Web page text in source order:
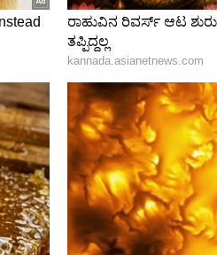
ತೆಗೆದುಕೊಳ್ಳುವಾಗ
ನಿರ್ಧಾರಗಳನ್ನು ಸ್ವಲ್ಪ ಸಮಯದವರೆಗೆ
ವಹಿಸಿ ಮತ್ತು ಎಚ್ಚರಿಕೆಯಿಂದ
ತಪ್ಪಿಸಿ.
ಏಕಾಗ್ರತೆಯ ಮೇಲೆ ಪರಿಣಾಮ
ಭಿನ್ನಾಭಿಪ್ರಾಯಗಳು ಮಾನಸಿಕ